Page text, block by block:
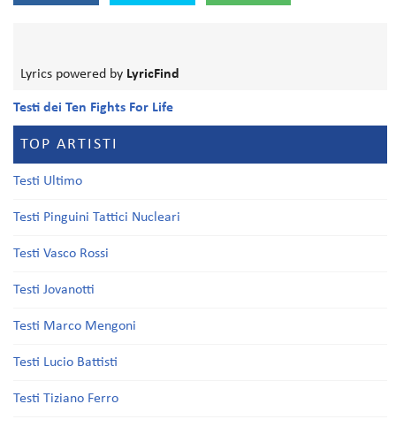
Lyrics powered by LyricFind
Testi dei Ten Fights For Life
TOP ARTISTI
Testi Ultimo
Testi Pinguini Tattici Nucleari
Testi Vasco Rossi
Testi Jovanotti
Testi Marco Mengoni
Testi Lucio Battisti
Testi Tiziano Ferro